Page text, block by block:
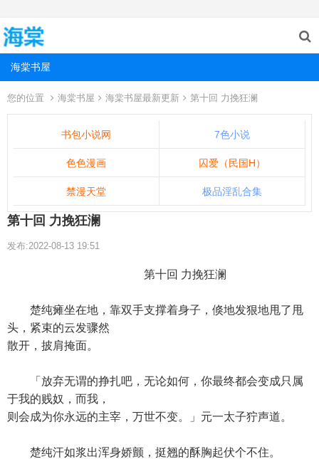
海棠书屋
您的位置 海棠书屋 海棠书屋最新更新 第十回 力挽狂澜
书包小说网 7色小说
色色漫画 囚爱（民国H）
禁漫天堂 极品淫乱合集
第十回 力挽狂澜
发布:2022-08-13 19:51
第十回 力挽狂澜
楚纯瘫坐在地，靠双手支撑着身子，倏地发狠地甩了甩
头，紧束的云发骤然
散开，披肩掩面。
「放弃无谓的挣扎吧，无论如何，你最终都会变成只属
于我的贱奴，而我，
则会成为你永远的主宰，万世不变。」元一太子狞声道。
楚纯汗如浆出浑身娇颤，挺翘的酥胸起伏个不住。